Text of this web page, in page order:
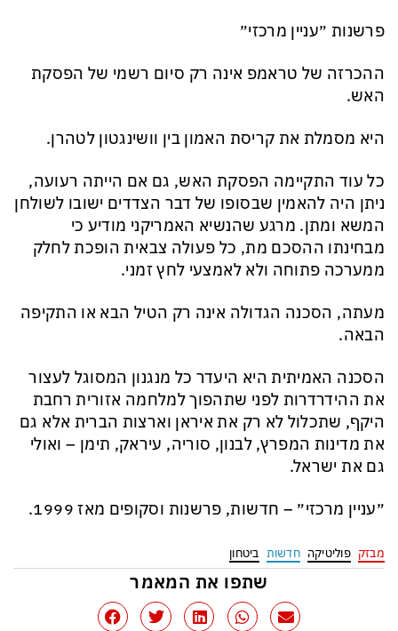
פרשנות ״עניין מרכזי״
ההכרזה של טראמפ אינה רק סיום רשמי של הפסקת
האש.
היא מסמלת את קריסת האמון בין וושינגטון לטהרן.
כל עוד התקיימה הפסקת האש, גם אם הייתה רעועה,
ניתן היה להאמין שבסופו של דבר הצדדים ישובו לשולחן
המשא ומתן. מרגע שהנשיא האמריקני מודיע כי
מבחינתו ההסכם מת, כל פעולה צבאית הופכת לחלק
ממערכה פתוחה ולא לאמצעי לחץ זמני.
מעתה, הסכנה הגדולה אינה רק הטיל הבא או התקיפה
הבאה.
הסכנה האמיתית היא היעדר כל מנגנון המסוגל לעצור
את ההידרדרות לפני שתהפוך למלחמה אזורית רחבת
היקף, שתכלול לא רק את איראן וארצות הברית אלא גם
את מדינות המפרץ, לבנון, סוריה, עיראק, תימן – ואולי
גם את ישראל.
״עניין מרכזי״ – חדשות, פרשנות וסקופים מאז 1999.
מבזק פוליטיקה חדשות ביטחון
שתפו את המאמר